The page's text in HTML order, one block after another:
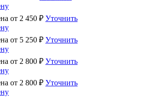
от 2 450 ₽ Уточнить
от 5 250 ₽ Уточнить
от 2 800 ₽ Уточнить
от 2 800 ₽ Уточнить